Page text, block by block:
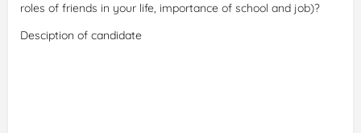
roles of friends in your life, importance of school and job)?